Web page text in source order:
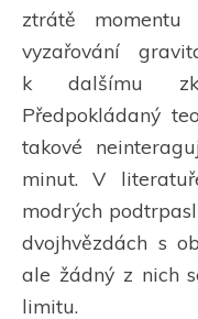
ztrátě
vyzařování
k dalšímu
Předpokládaný
takové
minut. V
modrých
dvojhvězdách s
ale žádný z nich
limitu.